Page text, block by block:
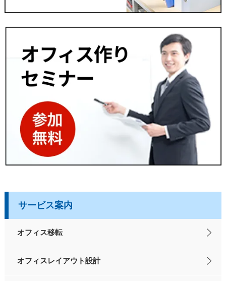
サービス案内
オフィス移転
オフィスレイアウト設計